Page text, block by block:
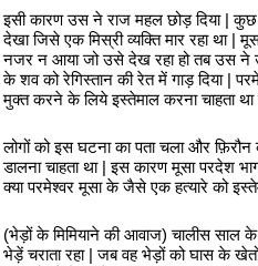
इसी कारण उस ने राज महल छोड़ दिया |
देखा जिसे एक मिस्री व्यक्ति मार रहा था
नजर न आया जो उसे देख रहा हो तब उस ने
के शव को रेगिस्तान की रेत में गाड़ दिया |
मुक्त करने के लिये इस्तेमाल करना चाहता
लोगों को इस घटना का पता चला और फ़िरौन
डालना चाहता था | इस कारण मूसा परदेश
क्या परमेश्वर मूसा के जैसे एक हत्यारे को
(भेड़ों के मिमियाने की आवाज) चालीस साल
भेड़ें चराता रहा | जब वह भेड़ों को घास के